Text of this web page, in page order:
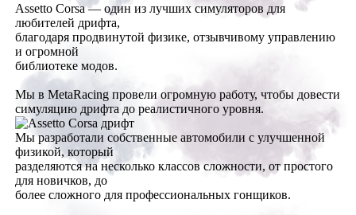
Assetto Corsa — один из лучших симуляторов для
любителей дрифта,
благодаря продвинутой физике, отзывчивому управлению
и огромной
библиотеке модов.
Мы в MetaRacing провели огромную работу, чтобы довести
симуляцию дрифта до реалистичного уровня.
Мы разработали собственные автомобили с улучшенной
физикой, который
разделяются на несколько классов сложности, от простого
для новичков, до
более сложного для профессиональных гонщиков.